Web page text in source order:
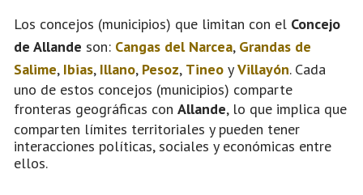
Los concejos (municipios) que limitan con el Concejo
de Allande son: Cangas del Narcea, Grandas de
Salime, Ibias, Illano, Pesoz, Tineo yVillayón. Cada
uno de estos concejos (municipios) comparte
fronteras geográficas con Allande, lo que implica que
comparten límites territoriales y pueden tener
interacciones políticas, sociales y económicas entre
ellos.